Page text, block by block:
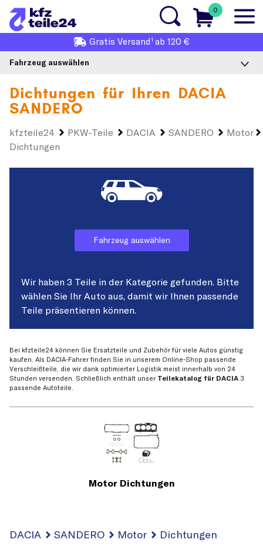
0
Gratis Versand1 ab 120 €
Fahrzeug auswählen
Dichtungen für Ihren DACIA
SANDERO
kfzteile24 PKW-Teile DACIA SANDERO
Motor
Dichtungen
Fahrzeug auswählen
Wir haben 3 Teile in der Kategorie gefunden. Bitte
wählen Sie Ihr Auto aus, damit wir Ihnen passende
Teile präsentieren können.
Bei kfzteile24 können Sie Ersatzteile und Zubehör für viele Autos günstig
kaufen. Als DACIA-Fahrer finden Sie in unserem Online-Shop passende
Verschleißteile, die wir dank optimierter Logistik meist innerhalb von 24
Stunden versenden. Schließlich enthält unser Teilekatalog für DACIA 3
passende Autoteile.
Motor Dichtungen
DACIA SANDERO Motor Dichtungen